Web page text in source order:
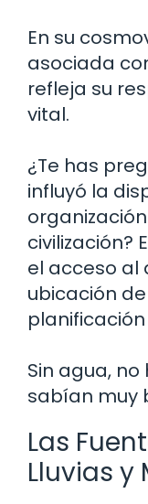
En su
asociada
refleja su
vital.
¿Te has
influyó la
civilización?
el acceso
ubicación
Sin agua,
sabían muy
Las
Lluvias y